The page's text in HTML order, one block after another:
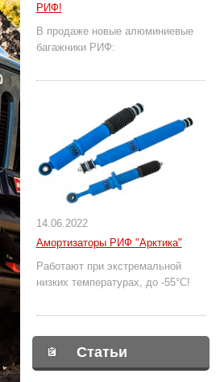
РИФ!
В продаже новые алюминиевые
багажники РИФ:
14.06.2022
Амортизаторы РИФ "Арктика"
Работают при экстремальной
низких температурах, до -55°С!
Статьи